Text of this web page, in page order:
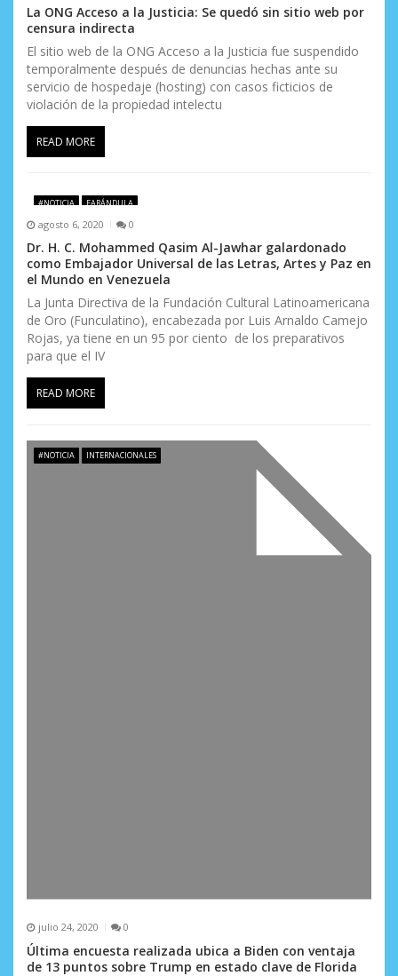
La ONG Acceso a la Justicia: Se quedó sin sitio web por
censura indirecta
El sitio web de la ONG Acceso a la Justicia fue suspendido
temporalmente después de denuncias hechas ante su
servicio de hospedaje (hosting) con casos ficticios de
violación de la propiedad intelectu
READ MORE
#NOTICIA FARÁNDULA
agosto 6, 2020 0
Dr. H. C. Mohammed Qasim Al-Jawhar galardonado
como Embajador Universal de las Letras, Artes y Paz en
el Mundo en Venezuela
La Junta Directiva de la Fundación Cultural Latinoamericana
de Oro (Funculatino), encabezada por Luis Arnaldo Camejo
Rojas, ya tiene en un 95 por ciento de los preparativos
para que el IV
READ MORE
#NOTICIA INTERNACIONALES
julio 24, 2020 0
Última encuesta realizada ubica a Biden con ventaja
de 13 puntos sobre Trump en estado clave de Florida